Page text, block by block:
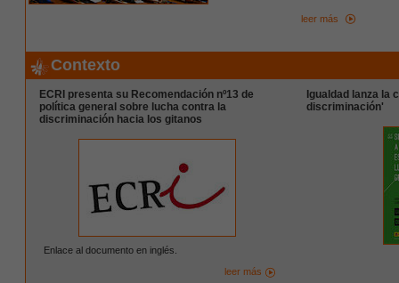
leer más
Contexto
ECRI presenta su Recomendación nº13 de
política general sobre lucha contra la
discriminación hacia los gitanos
Enlace al documento en inglés.
leer más
Igualdad lanza la
discriminación'